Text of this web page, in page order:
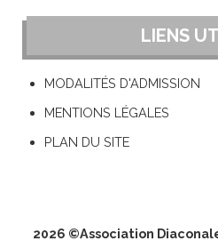
LIENS
MODALITÉS D'ADMISSION
MENTIONS LÉGALES
PLAN DU SITE
2026 ©Association